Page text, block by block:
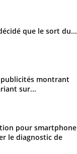
que le sort du...
publicités montrant
sur...
pour smartphone
le diagnostic de